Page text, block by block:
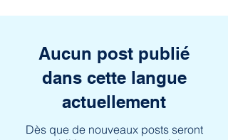
Aucun post publié
dans cette langue
actuellement
Dès que de nouveaux posts seront